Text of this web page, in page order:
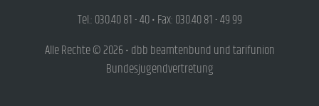
Tel.: 030.40 81 - 40 • Fax: 030.40 81 - 49 99
Alle Rechte © 2026 • dbb beamtenbund und tarifunion
Bundesjugendvertretung